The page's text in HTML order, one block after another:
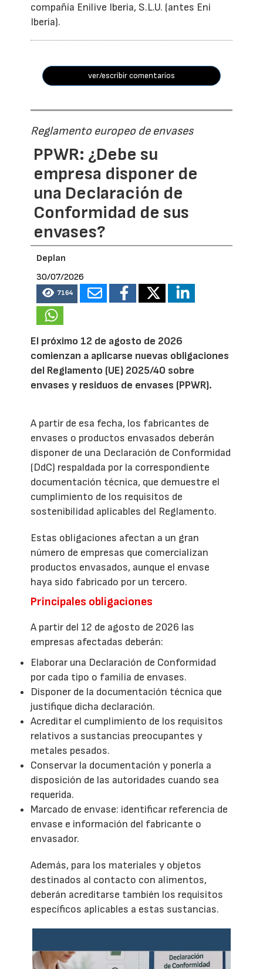
compañía Enilive Iberia, S.L.U. (antes Eni
Iberia).
ver/escribir comentarios
Reglamento europeo de envases
PPWR: ¿Debe su
empresa disponer de
una Declaración de
Conformidad de sus
envases?
Deplan
30/07/2026
7164
El próximo 12 de agosto de 2026
comienzan a aplicarse nuevas obligaciones
del Reglamento (UE) 2025/40 sobre
envases y residuos de envases (PPWR).
A partir de esa fecha, los fabricantes de
envases o productos envasados deberán
disponer de una Declaración de Conformidad
(DdC) respaldada por la correspondiente
documentación técnica, que demuestre el
cumplimiento de los requisitos de
sostenibilidad aplicables del Reglamento.
Estas obligaciones afectan a un gran
número de empresas que comercializan
productos envasados, aunque el envase
haya sido fabricado por un tercero.
Principales obligaciones
A partir del 12 de agosto de 2026 las
empresas afectadas deberán:
Elaborar una Declaración de Conformidad
por cada tipo o familia de envases.
Disponer de la documentación técnica que
justifique dicha declaración.
Acreditar el cumplimiento de los requisitos
relativos a sustancias preocupantes y
metales pesados.
Conservar la documentación y ponerla a
disposición de las autoridades cuando sea
requerida.
Marcado de envase: identificar referencia de
envase e información del fabricante o
envasador.
Además, para los materiales y objetos
destinados al contacto con alimentos,
deberán acreditarse también los requisitos
específicos aplicables a estas sustancias.